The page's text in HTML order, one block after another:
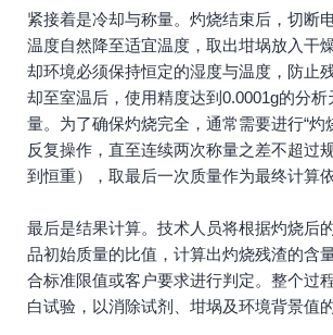
紧接着是冷却与称量。灼烧结束后，切断
温度自然降至适宜温度，取出坩埚放入干
却环境必须保持恒定的湿度与温度，防止
却至室温后，使用精度达到0.0001g的分
量。为了确保灼烧完全，通常需要进行“灼
反复操作，直至连续两次称量之差不超过
到恒重），取最后一次质量作为最终计算依
最后是结果计算。技术人员将根据灼烧后
品初始质量的比值，计算出灼烧残渣的含
合标准限值或客户要求进行判定。整个过
白试验，以消除试剂、坩埚及环境背景值的